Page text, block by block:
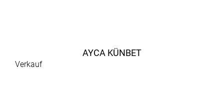
AYCA KÜNBET
Verkauf